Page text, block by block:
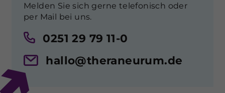
Melden Sie sich gerne telefonisch oder
per Mail bei uns.
0251 29 79 11-0
hallo@theraneurum.de